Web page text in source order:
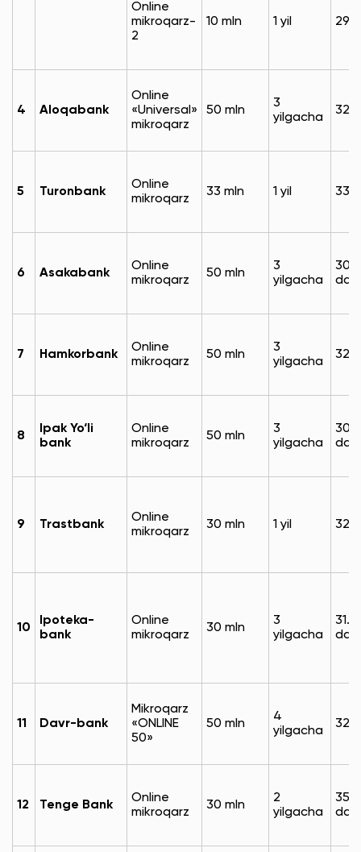
Online
mikroqarz-
2
10 mln 1 yil 29%
4 Aloqabank
Online
«Universal»
mikroqarz
50 mln
3
yilgacha
32%
5 Turonbank
Online
mikroqarz
33 mln 1 yil 33%
6 Asakabank
Online
mikroqarz
50 mln
3
yilgacha
30%
dan
7 Hamkorbank
Online
mikroqarz
50 mln
3
yilgacha
8
Ipak Yo‘li
bank
Online
mikroqarz
50 mln
3
yilgacha
dan
9 Trastbank
Online
mikroqarz
30 mln 1 yil 32%
10
Ipoteka-
bank
Online
mikroqarz
30 mln
3
yilgacha
dan
11 Davr-bank
Mikroqarz
«ONLINE
50»‎
50 mln
4
yilgacha
12 Tenge Bank
Online
mikroqarz
30 mln
2
yilgacha
dan